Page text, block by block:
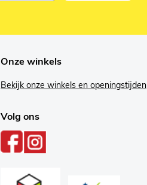
Onze winkels
Bekijk onze winkels en openingstijden
Volg ons